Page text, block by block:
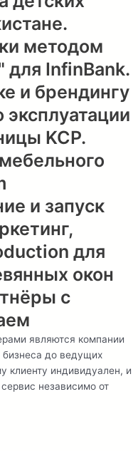
методом
для InfinBank.
и брендингу
KCP.
и запуск
для
окон
с
являются компании
до ведущих
клиенту индивидуален, и
независимо от